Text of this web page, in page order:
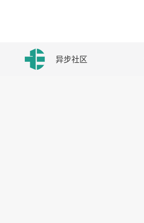
异步社区